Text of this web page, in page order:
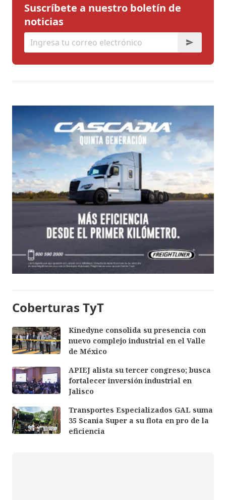
Suscríbete a nuestro boletín de
noticias
Coberturas TyT
Kinedyne consolida su presencia con
nuevo complejo industrial en el Valle
de México
APIEJ alista su tercer congreso; busca
fortalecer inversión industrial en
Jalisco
Transportes Especializados GAL suma
35 Scania Super a su flota en pro de la
eficiencia